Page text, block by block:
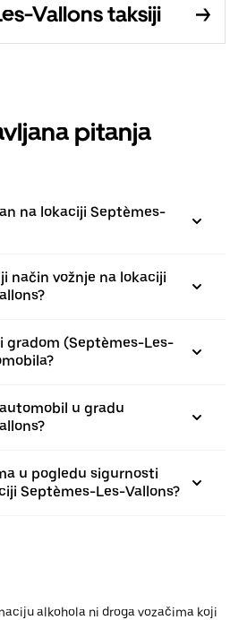
Vallons taksiji
pitanja
na lokaciji Septèmes-
način vožnje na lokaciji
gradom (Septèmes-Les-
u gradu
u pogledu sigurnosti
Septèmes-Les-Vallons?
alkohola ni droga vozačima koji